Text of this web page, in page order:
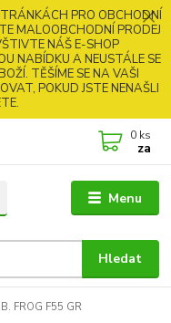
PRO OBCHODNÍ
MALOOBCHODNÍ PRODEJ
NÁŠ E-SHOP
NABÍDKU A NEUSTÁLE SE
TĚŠÍME SE NA VAŠI
POKUD JSTE NENAŠLI
Menu
Hledat
0 ks
za
FROG F55 GR